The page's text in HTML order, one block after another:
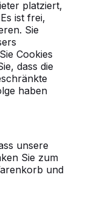
platziert,
ist frei,
Sie
Cookies
dass die
haben
unsere
Sie zum
und